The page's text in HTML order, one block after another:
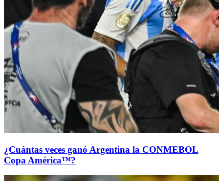
¿Cuántas veces ganó Argentina la CONMEBOL
Copa América™?